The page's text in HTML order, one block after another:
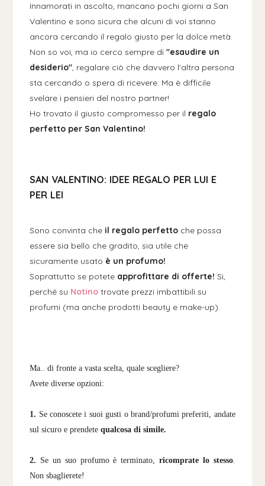
Innamorati in ascolto, mancano pochi giorni a San
Valentino e sono sicura che alcuni di voi stanno
ancora cercando il regalo giusto per la dolce metà.
Non so voi, ma io cerco sempre di"esaudire un
desiderio", regalare ciò che davvero l'altra persona
sta cercando o spera di ricevere. Ma è difficile
svelare i pensieri del nostro partner!
Ho trovato il giusto compromesso per il regalo
perfetto per San Valentino!
SAN VALENTINO: IDEE REGALO PER LUI E
PER LEI
Sono convinta che il regalo perfetto che possa
essere sia bello che gradito, sia utile che
sicuramente usato è un profumo!
Soprattutto se potete approfittare di offerte! Si,
perché su Notino trovate prezzi imbattibili su
profumi (ma anche prodotti beauty e make-up).
Ma.. di fronte a vasta scelta, quale scegliere?
Avete diverse opzioni:
1. Se conoscete i suoi gusti o brand/profumi preferiti, andate
sul sicuro e prendetequalcosa di simile.
2. Se un suo profumo è terminato,ricomprate lo stesso.
Non sbaglierete!